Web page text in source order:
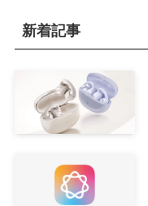
新着記事